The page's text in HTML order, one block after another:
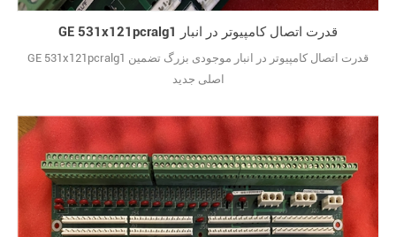
GE 531x121pcralg1 قدرت اتصال کامپیوتر در انبار
GE 531x121pcralg1 قدرت اتصال کامپیوتر در انبار موجودی بزرگ تضمین
اصلی جدید